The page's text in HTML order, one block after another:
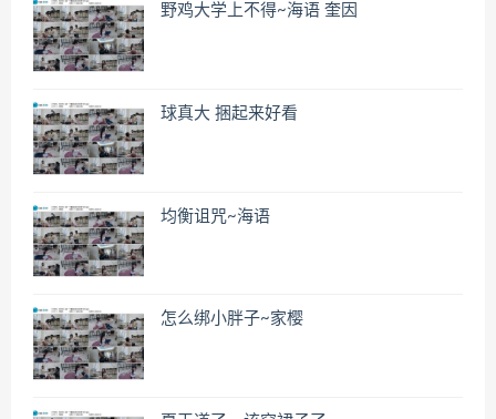
野鸡大学上不得~海语 奎因
球真大 捆起来好看
均衡诅咒~海语
怎么绑小胖子~家樱